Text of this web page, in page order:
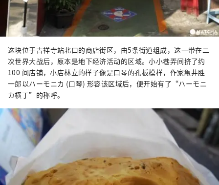
这块位于吉祥寺站北口的商店街区，由5条街道组成，这一带在二
次世界大战后，原本是地下经济活动的区域。小小巷弄间挤了约
100 间店铺，小店林立的样子像是口琴的孔板模样，作家亀井胜
一郎以ハーモニカ (口琴) 形容该区域后，便开始有了“ハーモニ
カ横丁”的称呼。